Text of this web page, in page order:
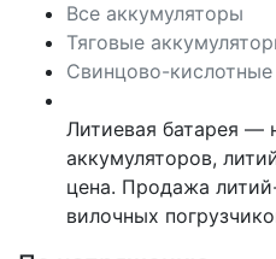
Все аккумуляторы
Тяговые
Свинцово-
Литиевая батарея —
аккумуляторов,
цена. Продажа
вилочных